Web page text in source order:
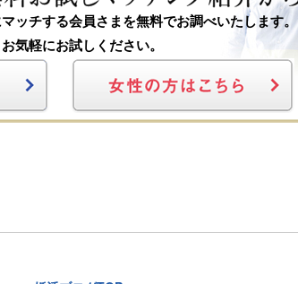
ッチする会員さまを無料でお調べいたします。
お気軽にお試しください。